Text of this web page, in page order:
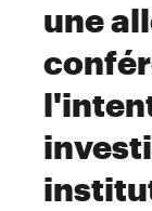
une